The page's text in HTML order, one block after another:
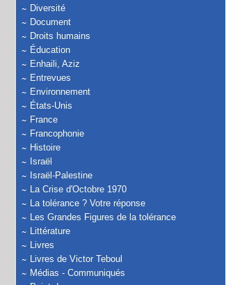
Diversité
Document
Droits humains
Éducation
Enhaili, Aziz
Entrevues
Environnement
États-Unis
France
Francophonie
Histoire
Israël
Israël-Palestine
La Crise d'Octobre 1970
La tolérance ? Votre réponse
Les Grandes Figures de la tolérance
Littérature
Livres
Livres de Victor Teboul
Médias - Communiqués